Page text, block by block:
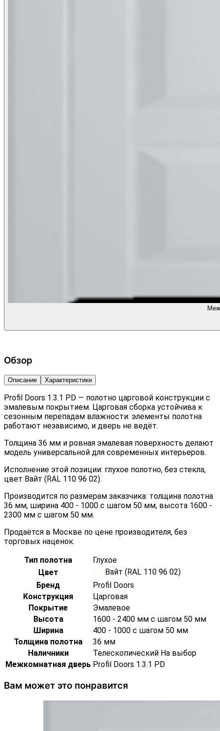
Обзор
Описание Характеристики
Profil Doors 1.3.1 PD — полотно царговой конструкции с
эмалевым покрытием. Царговая сборка устойчива к
сезонным перепадам влажности: элементы полотна
работают независимо, и дверь не ведёт.
Толщина 36 мм и ровная эмалевая поверхность делают
модель универсальной для современных интерьеров.
Исполнение этой позиции: глухое полотно, без стекла,
цвет Вайт (RAL 110 96 02).
Производится по размерам заказчика: толщина полотна
36 мм, ширина 400 - 1000 с шагом 50 мм, высота 1600 -
2300 мм с шагом 50 мм.
Продаётся в Москве по цене производителя, без
торговых наценок.
Тип полотна
Глухое
Цвет
Вайт (RAL 110 96 02)
Бренд
Profil Doors
Конструкция
Царговая
Покрытие
Эмалевое
Высота
1600 - 2400 мм с шагом 50 мм
Ширина
400 - 1000 с шагом 50 мм
Толщина полотна
36 мм
Наличники
Телескопический На выбор
Межкомнатная дверь Profil Doors 1.3.1 PD
Вам может это понравится